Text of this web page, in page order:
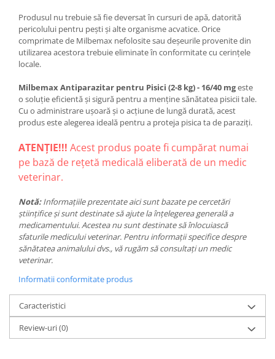
Produsul nu trebuie să fie deversat în cursuri de apă, datorită
pericolului pentru pești și alte organisme acvatice. Orice
comprimate de Milbemax nefolosite sau deșeurile provenite din
utilizarea acestora trebuie eliminate în conformitate cu cerințele
locale.
Milbemax Antiparazitar pentru Pisici (2-8 kg) - 16/40 mgeste
o soluție eficientă și sigură pentru a menține sănătatea pisicii tale.
Cu o administrare ușoară și o acțiune de lungă durată, acest
produs este alegerea ideală pentru a proteja pisica ta de paraziți.
ATENȚIE!!! Acest produs poate fi cumpărat numai
pe bază de rețetă medicală eliberată de un medic
veterinar.
Notă:Informațiile prezentate aici sunt bazate pe cercetări
științifice și sunt destinate să ajute la înțelegerea generală a
medicamentului. Acestea nu sunt destinate să înlocuiască
sfaturile medicului veterinar. Pentru informații specifice despre
sănătatea animalului dvs., vă rugăm să consultați un medic
veterinar.
Informatii conformitate produs
Caracteristici
Review-uri(0)